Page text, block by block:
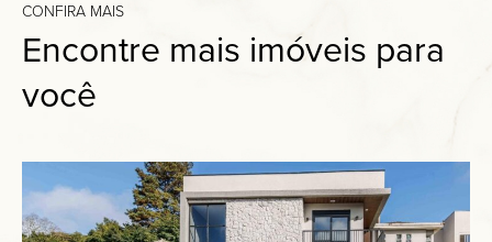
CONFIRA MAIS
Encontre mais imóveis para
você